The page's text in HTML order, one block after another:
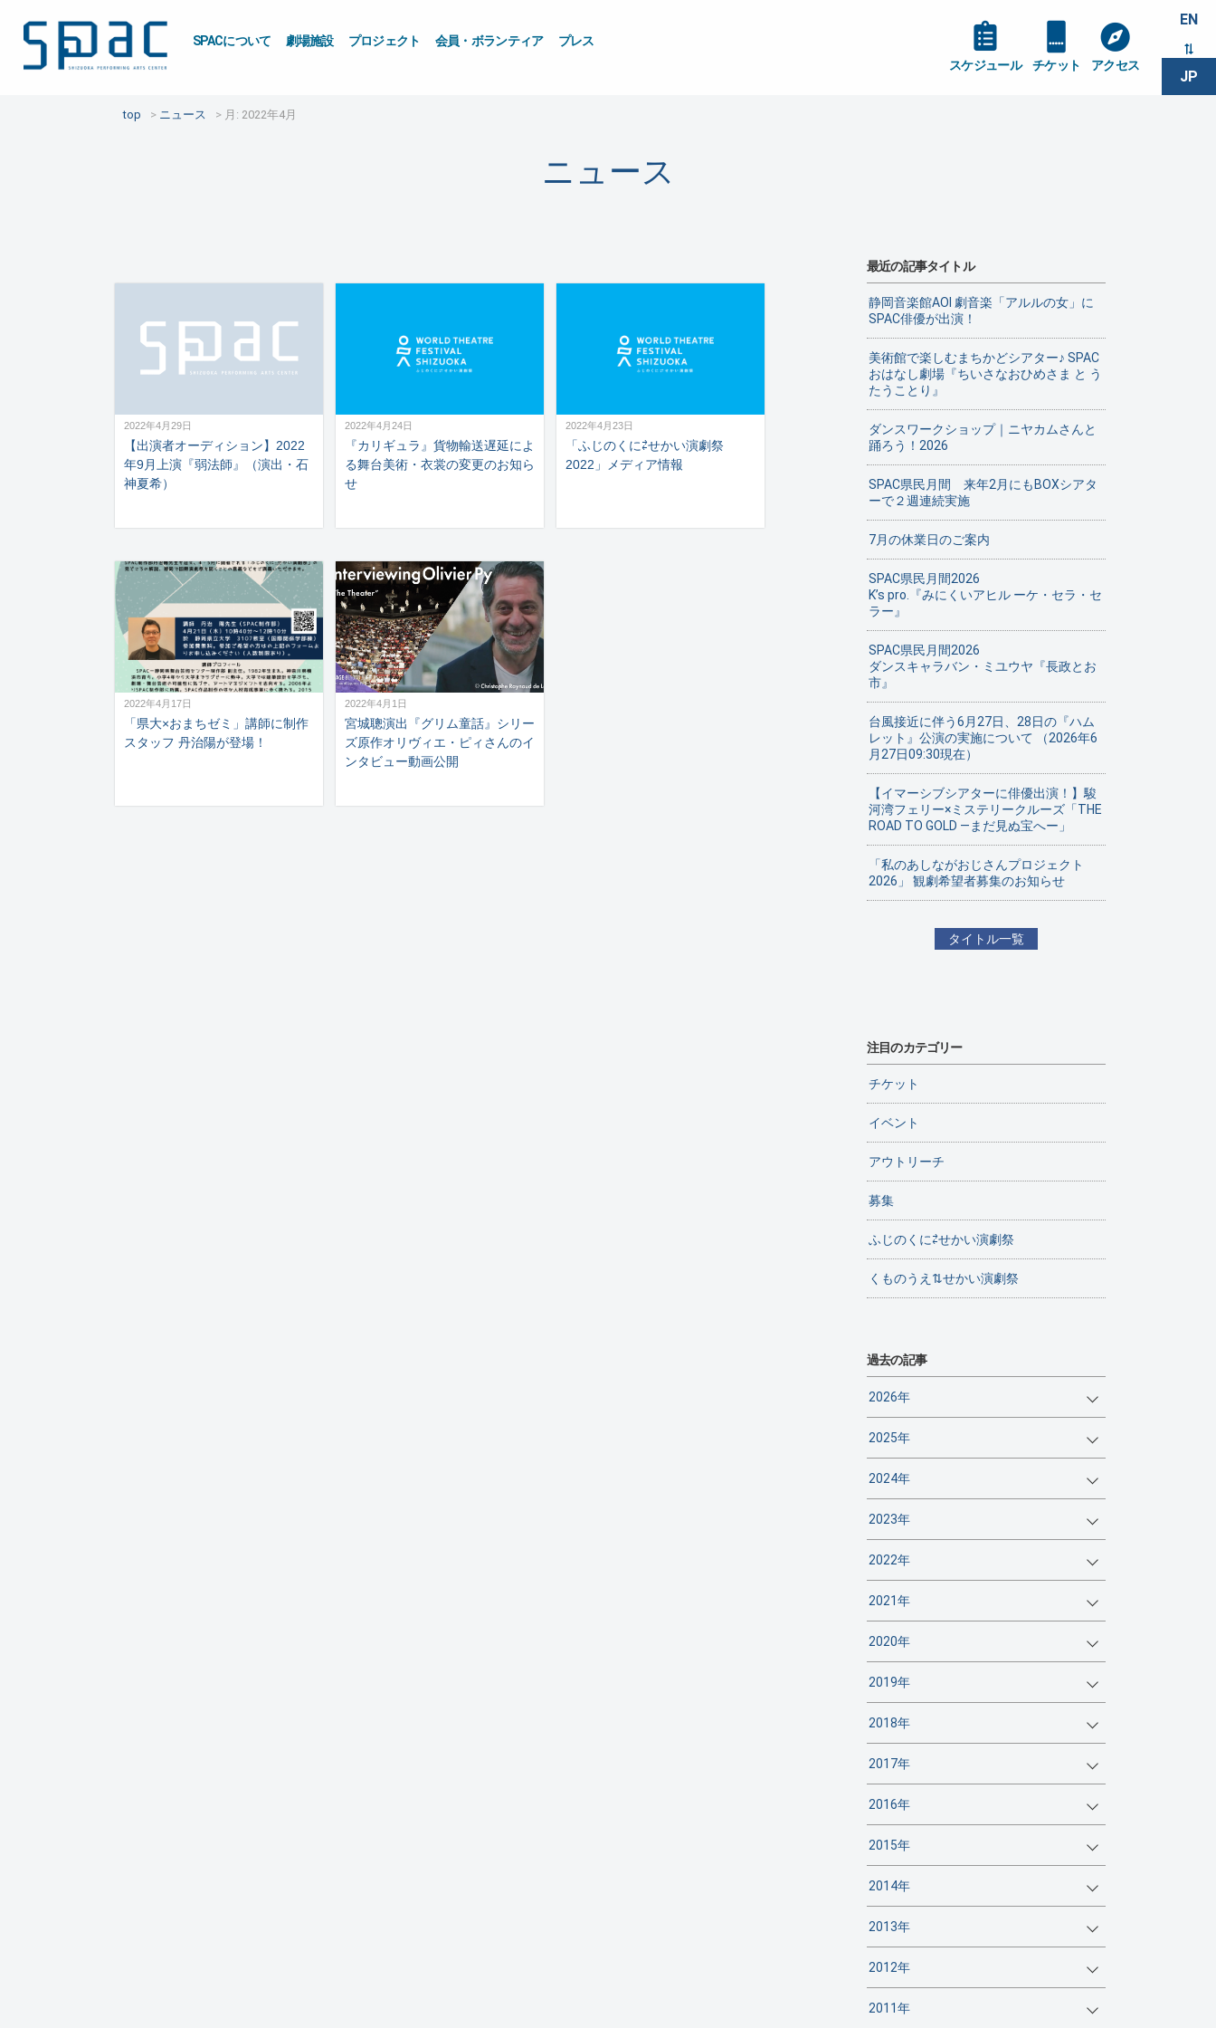
SPACについて 劇場施設 プロジェクト 会員・ボランティア プレス
EN
JP
スケジュール チケット アクセス
top ニュース 月: 2022年4月
ニュース
2022年4月29日
【出演者オーディション】2022
年9月上演『弱法師』（演出・石
神夏希）
2022年4月24日
『カリギュラ』貨物輸送遅延によ
る舞台美術・衣裳の変更のお知ら
せ
2022年4月23日
「ふじのくに⇄せかい演劇祭
2022」メディア情報
2022年4月17日
「県大×おまちゼミ」講師に制作
スタッフ 丹治陽が登場！
2022年4月1日
宮城聰演出『グリム童話』シリー
ズ原作オリヴィエ・ピィさんのイ
ンタビュー動画公開
最近の記事タイトル
静岡音楽館AOI 劇音楽「アルルの女」に
SPAC俳優が出演！
美術館で楽しむまちかどシアター♪ SPAC
おはなし劇場『ちいさなおひめさま と う
たうことり』
ダンスワークショップ｜ニヤカムさんと
踊ろう！2026
SPAC県民月間 来年2月にもBOXシアタ
ーで２週連続実施
7月の休業日のご案内
SPAC県民月間2026
K’s pro.『みにくいアヒル ーケ・セラ・セ
ラー』
SPAC県民月間2026
ダンスキャラバン・ミユウヤ『長政とお
市』
台風接近に伴う6月27日、28日の『ハム
レット』公演の実施について （2026年6
月27日09:30現在）
【イマーシブシアターに俳優出演！】駿
河湾フェリー×ミステリークルーズ「THE
ROAD TO GOLD ―まだ見ぬ宝へー」
「私のあしながおじさんプロジェクト
2026」 観劇希望者募集のお知らせ
タイトル一覧
注目のカテゴリー
チケット
イベント
アウトリーチ
募集
ふじのくに⇄せかい演劇祭
くものうえ⇅せかい演劇祭
過去の記事
2026年
2025年
2024年
2023年
2022年
2021年
2020年
2019年
2018年
2017年
2016年
2015年
2014年
2013年
2012年
2011年